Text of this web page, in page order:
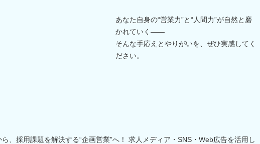
あなた自身の“営業力”と“人間力”が自然と磨
かれていく――
そんな手応えとやりがいを、ぜひ実感してく
ださい。
、採用課題を解決する“企画営業”へ！ 求人メディア・SNS・Web広告を活用し